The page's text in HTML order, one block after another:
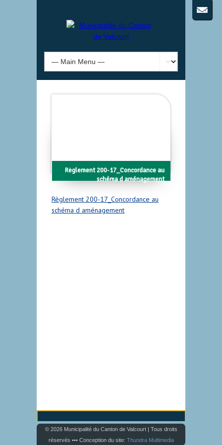
Règlement 200-17_Concordance au
schéma d aménagement
Règlement 200-17_Concordance au
schéma d aménagement
© 2026 Municipalité du Canton de Valcourt | Tous droits
réservés ••• Conception du site: Thundra Multimedia